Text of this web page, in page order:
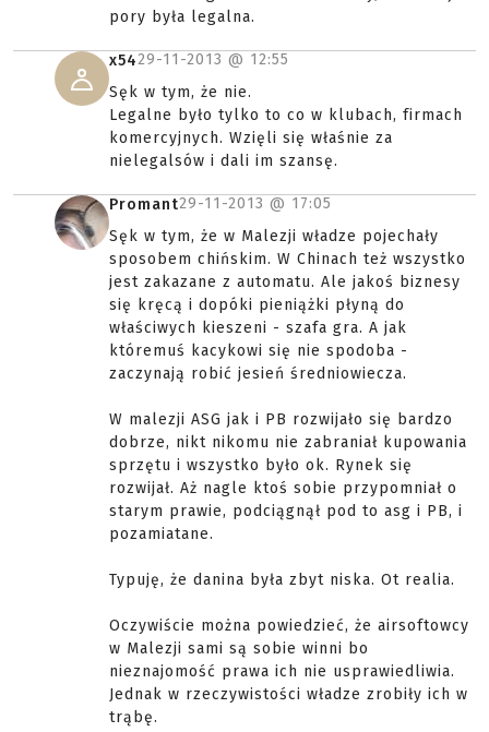
pory była legalna.
x5429-11-2013 @ 12:55
Sęk w tym, że nie.
Legalne było tylko to co w klubach, firmach
komercyjnych. Wzięli się właśnie za
nielegalsów i dali im szansę.
Promant29-11-2013 @ 17:05
Sęk w tym, że w Malezji władze pojechały
sposobem chińskim. W Chinach też wszystko
jest zakazane z automatu. Ale jakoś biznesy
się kręcą i dopóki pieniążki płyną do
właściwych kieszeni - szafa gra. A jak
któremuś kacykowi się nie spodoba -
zaczynają robić jesień średniowiecza.
W malezji ASG jak i PB rozwijało się bardzo
dobrze, nikt nikomu nie zabraniał kupowania
sprzętu i wszystko było ok. Rynek się
rozwijał. Aż nagle ktoś sobie przypomniał o
starym prawie, podciągnął pod to asg i PB, i
pozamiatane.
Typuję, że danina była zbyt niska. Ot realia.
Oczywiście można powiedzieć, że airsoftowcy
w Malezji sami są sobie winni bo
nieznajomość prawa ich nie usprawiedliwia.
Jednak w rzeczywistości władze zrobiły ich w
trąbę.